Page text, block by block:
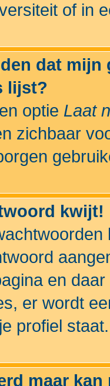
of in
dat
lijst?
optie Laat
zichbaar
kwijt!
en
er wordt
profiel staat.
maar